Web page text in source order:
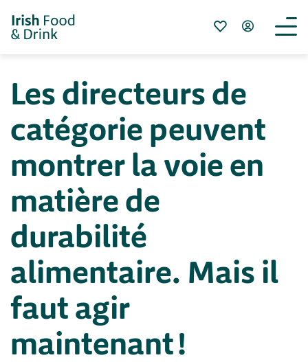
Les directeurs de
catégorie peuvent
montrer la voie en
matière de
durabilité
alimentaire. Mais il
faut agir
maintenant !